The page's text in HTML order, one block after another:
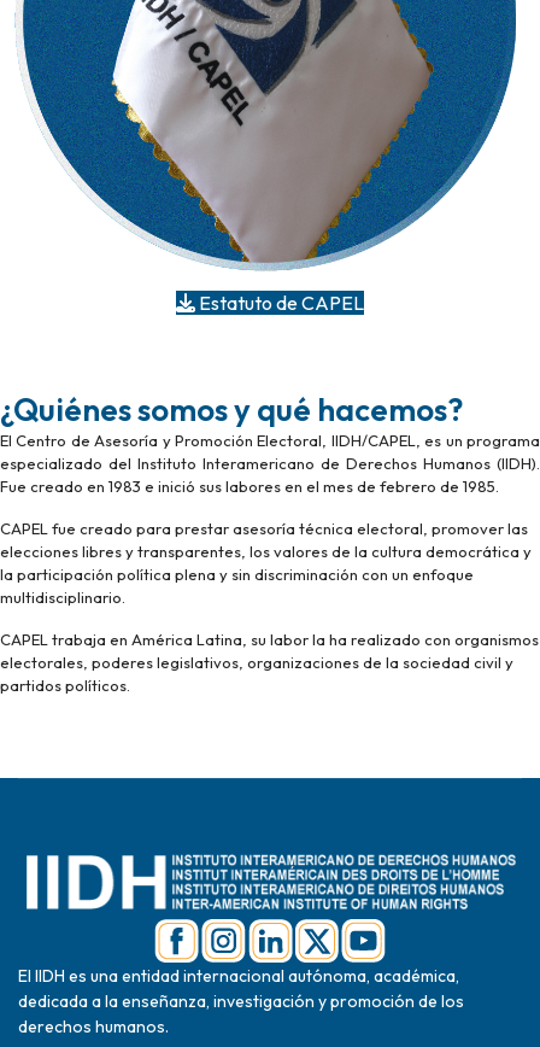
Estatuto de CAPEL
¿Quiénes somos y qué hacemos?
El Centro de Asesoría y Promoción Electoral, IIDH/CAPEL, es un programa
especializado del Instituto Interamericano de Derechos Humanos (IIDH).
Fue creado en 1983 e inició sus labores en el mes de febrero de 1985.
CAPEL fue creado para prestar asesoría técnica electoral, promover las
elecciones libres y transparentes, los valores de la cultura democrática y
la participación política plena y sin discriminación con un enfoque
multidisciplinario.
CAPEL trabaja en América Latina, su labor la ha realizado con organismos
electorales, poderes legislativos, organizaciones de la sociedad civil y
partidos políticos.
El IIDH es una entidad internacional autónoma, académica,
dedicada a la enseñanza, investigación y promoción de los
derechos humanos.